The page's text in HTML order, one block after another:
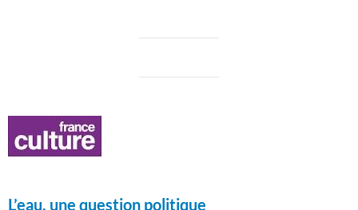
L’eau, une question politique